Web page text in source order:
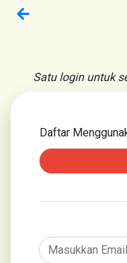
Satu login untuk
Daftar